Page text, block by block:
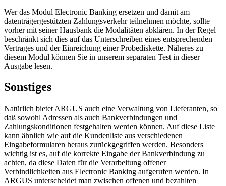
Wer das Modul Electronic Banking ersetzen und damit am
datenträgergestützten Zahlungsverkehr teilnehmen möchte, sollte
vorher mit seiner Hausbank die Modalitäten abklären. In der Regel
beschränkt sich dies auf das Unterschreiben eines entsprechenden
Vertrages und der Einreichung einer Probediskette. Näheres zu
diesem Modul können Sie in unserem separaten Test in dieser
Ausgabe lesen.
Sonstiges
Natürlich bietet ARGUS auch eine Verwaltung von Lieferanten, so
daß sowohl Adressen als auch Bankverbindungen und
Zahlungskonditionen festgehalten werden können. Auf diese Liste
kann ähnlich wie auf die Kundenliste aus verschiedenen
Eingabeformularen heraus zurückgegriffen werden. Besonders
wichtig ist es, auf die korrekte Eingabe der Bankverbindung zu
achten, da diese Daten für die Verarbeitung offener
Verbindlichkeiten aus Electronic Banking aufgerufen werden. In
ARGUS unterscheidet man zwischen offenen und bezahlten